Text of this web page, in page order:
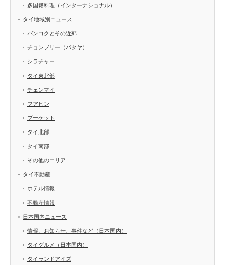
多国籍料理（インターナショナル）
タイ地域別ニュース
バンコクとその近郊
チョンブリー（パタヤ）
シラチャー
タイ東北部
チェンマイ
フアヒン
プーケット
タイ北部
タイ南部
その他のエリア
タイ不動産
ホテル情報
不動産情報
日本国内ニュース
情報、お知らせ、事件など（日本国内）
タイグルメ（日本国内）
タイランドアイズ